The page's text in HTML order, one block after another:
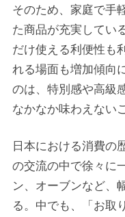
そのため、家庭で手
た商品が充実してい
だけ使える利便性も
れる場面も増加傾向
のは、特別感や高級
なかなか味わえない
日本における消費の
の交流の中で徐々に
ン、オーブンなど、
る。中でも、「お取